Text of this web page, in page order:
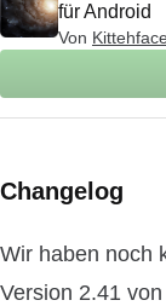
für Android
Von
Changelog
Wir haben noch
Version 2.41